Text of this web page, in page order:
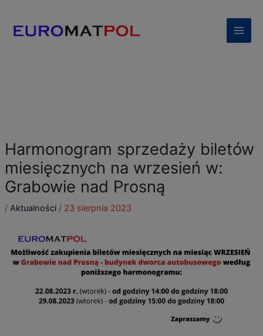
treści
Harmonogram sprzedaży biletów
miesięcznych na wrzesień w:
Grabowie nad Prosną
/ Aktualności/ 23 sierpnia 2023